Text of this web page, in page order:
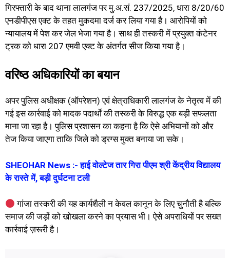
गिरफ्तारी के बाद थाना लालगंज पर मु.अ.सं. 237/2025, धारा 8/20/60
एनडीपीएस एक्ट के तहत मुकदमा दर्ज कर लिया गया है। आरोपियों को
न्यायालय में पेश कर जेल भेजा गया है। साथ ही तस्करी में प्रयुक्त कंटेनर
ट्रक को धारा 207 एमवी एक्ट के अंतर्गत सीज किया गया है।
वरिष्ठ अधिकारियों का बयान
अपर पुलिस अधीक्षक (ऑपरेशन) एवं क्षेत्राधिकारी लालगंज के नेतृत्व में की
गई इस कार्रवाई को मादक पदार्थों की तस्करी के विरुद्ध एक बड़ी सफलता
माना जा रहा है। पुलिस प्रशासन का कहना है कि ऐसे अभियानों को और
तेज किया जाएगा ताकि जिले को ड्रग्स मुक्त बनाया जा सके।
SHEOHAR News :- हाई वोल्टेज तार गिरा पीएम श्री केंद्रीय विद्यालय
के रास्ते में, बड़ी दुर्घटना टली
गांजा तस्करी की यह कार्यशैली न केवल कानून के लिए चुनौती है बल्कि
समाज की जड़ों को खोखला करने का प्रयास भी। ऐसे अपराधियों पर सख्त
कार्रवाई ज़रूरी है।